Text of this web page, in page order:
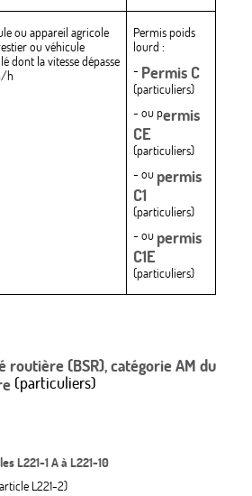
ou appareil agricole
ou véhicule
dont la vitesse dépasse
h
Permis poids
lourd :
- Permis C
(particuliers)
- ou permis
CE
(particuliers)
- ou permis
C1
(particuliers)
- ou permis
C1E
(particuliers)
routière (BSR), catégorie AM du
(particuliers)
L221-1 A à L221-10
L221-2)